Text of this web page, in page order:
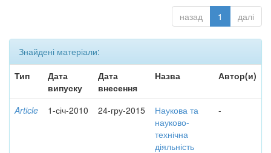
назад 1 далі
Знайдені матеріали:
Тип
Дата
випуску
Дата
внесення
Назва Автор(и)
Article 1-січ-2010 24-гру-2015
Наукова та
науково-
технічна
діяльність
-